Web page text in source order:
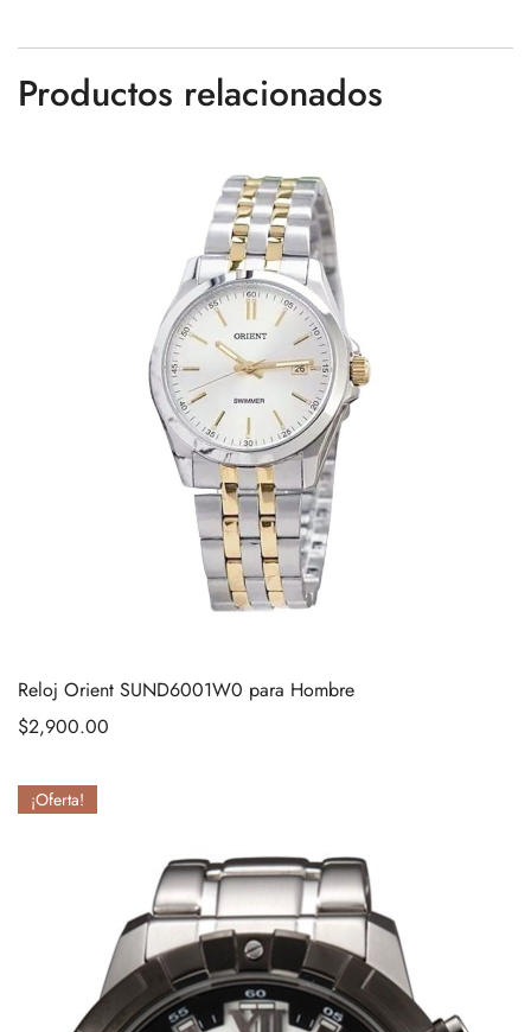
Productos relacionados
Reloj Orient SUND6001W0 para Hombre
$2,900.00
¡Oferta!